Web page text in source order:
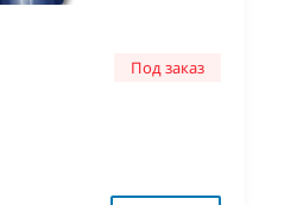
Под заказ